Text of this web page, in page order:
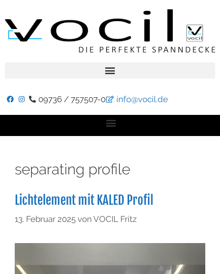
09736 / 757507-0 info@vocil.de
separating profile
Lichtelement mit KALED Profil
13. Februar 2025 von VOCIL Fritz